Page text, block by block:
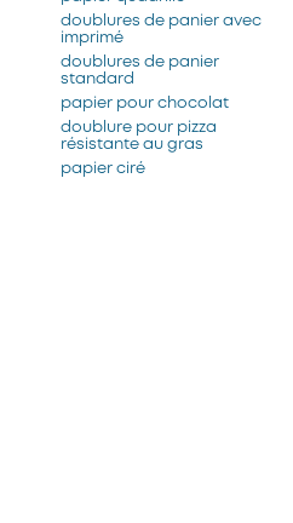
doublures de panier avec
imprimé
doublures de panier
standard
papier pour chocolat
doublure pour pizza
résistante au gras
papier ciré